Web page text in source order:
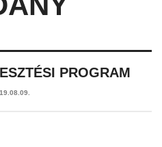
PROGRAM